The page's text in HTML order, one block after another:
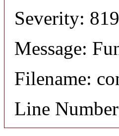
Severity:
Message:
Filename:
Line